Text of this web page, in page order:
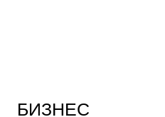
БИЗНЕС